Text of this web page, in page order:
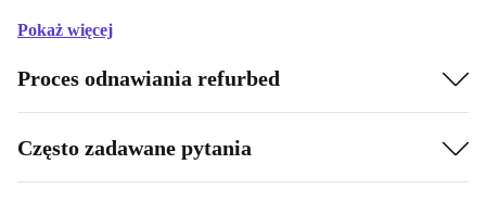
Pokaż więcej
Proces odnawiania refurbed
Często zadawane pytania